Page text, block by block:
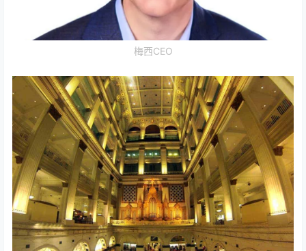
梅西CEO